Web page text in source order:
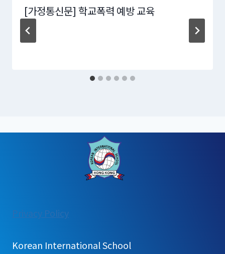
[가정통신문] 학교폭력 예방 교육
Privacy Policy:
Korean International School